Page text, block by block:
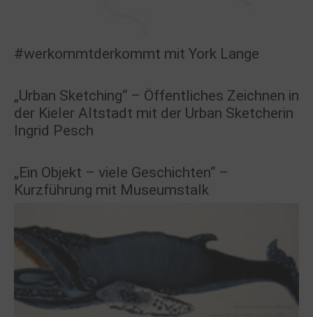
#werkommtderkommt mit York Lange
„Urban Sketching“ – Öffentliches Zeichnen in
der Kieler Altstadt mit der Urban Sketcherin
Ingrid Pesch
„Ein Objekt – viele Geschichten“ –
Kurzführung mit Museumstalk